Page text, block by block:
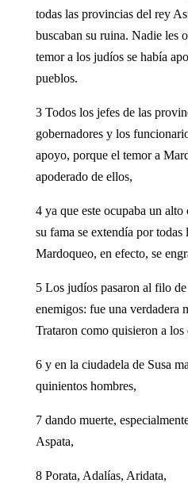
todas las provincias del rey
buscaban su ruina. Nadie les
temor a los judíos se había
pueblos.
3 Todos los jefes de las
gobernadores y los
apoyo, porque el temor a
apoderado de ellos,
4 ya que este ocupaba un
su fama se extendía por todas
Mardoqueo, en efecto, se
5 Los judíos pasaron al filo de
enemigos: fue una verdadera
Trataron como quisieron a los
6 y en la ciudadela de Susa
quinientos hombres,
7 dando muerte,
Aspata,
8 Porata, Adalías, Aridata,